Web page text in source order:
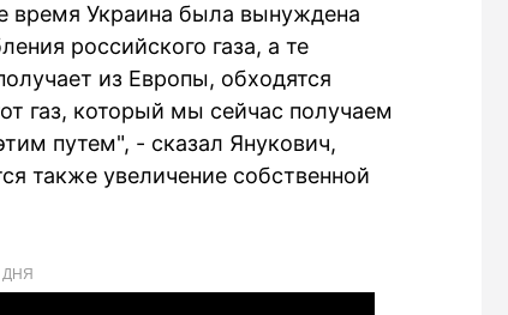
время Украина была вынуждена
российского газа, а те
из Европы, обходятся
газ, который мы сейчас получаем
путем", - сказал Янукович,
также увеличение собственной